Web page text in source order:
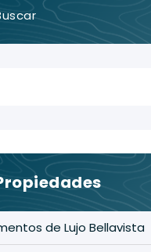
de Lujo Bellavista